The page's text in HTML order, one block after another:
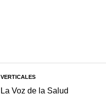
VERTICALES
La Voz de la Salud